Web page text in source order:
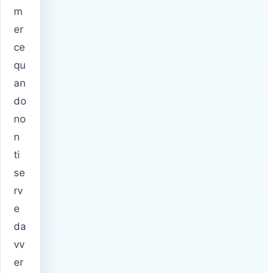
m
er
ce
qu
an
do
no
n
ti
se
rv
e
da
vv
er